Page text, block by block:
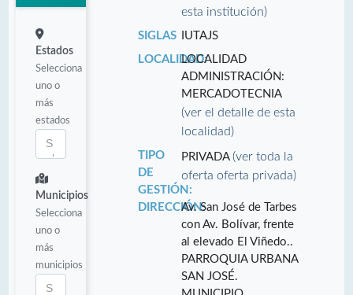
Estados
Selecciona
uno o
más
estados
Municipios
Selecciona
uno o
más
municipios
esta institución)
SIGLAS
IUTAJS
LOCALIDAD:LOCALIDAD
ADMINISTRACIÓN:
MERCADOTECNIA
(ver el detalle de esta
localidad)
TIPO
DE
GESTIÓN:
PRIVADA(ver toda la
oferta oferta privada)
DIRECCIÓN:Av. San José de Tarbes
con Av. Bolívar, frente
al elevado El Viñedo..
PARROQUIA URBANA
SAN JOSÉ.